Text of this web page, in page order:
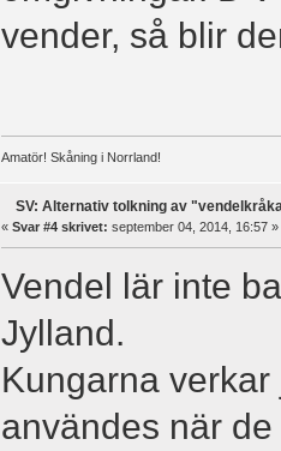
vender, så blir
Amatör! Skåning i Norrland!
SV: Alternativ tolkning av
« Svar #4 skrivet: september 04, 2014, 16:57 »
Vendel lär inte
Jylland.
Kungarna
användes när